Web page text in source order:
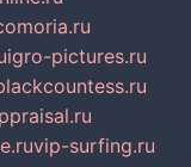
igro-pictures.ru
vip-surfing.ru